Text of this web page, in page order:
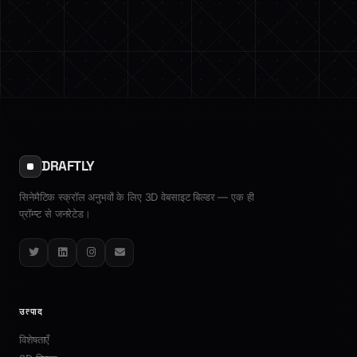
DRAFTLY
सिनेमैटिक स्क्रॉल अनुभवों के लिए 3D वेबसाइट बिल्डर — एक ही
प्रॉम्प्ट से जनरेटेड।
TwitterLinkedInInstagram
Email
उत्पाद
विशेषताएँ